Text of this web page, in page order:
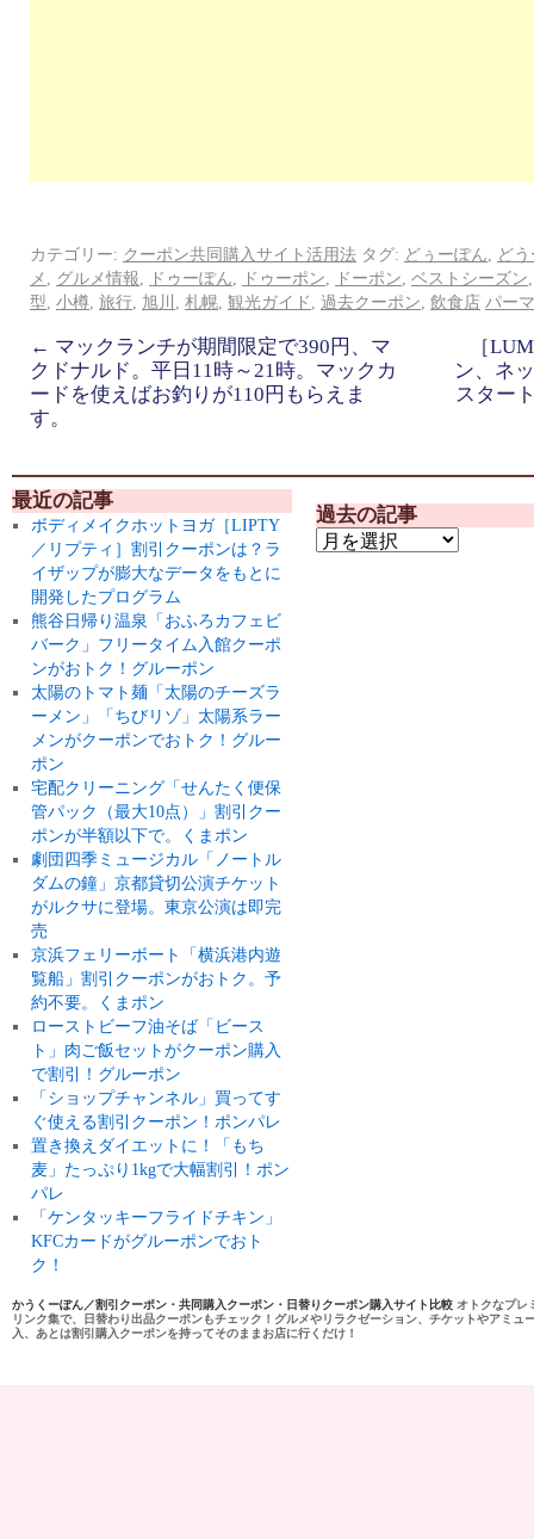
カテゴリー: クーポン共同購入サイト活用法 タグ: どぅーぽん
ど
メ
グルメ情報 ドゥーぽん ドゥーポン ドーポン ベストシーズン
型 小樽 旅行 旭川 札幌 観光ガイド 過去クーポン 飲食店 パー
← マックランチが期間限定で390円、マ
クドナルド。平日11時～21時。マックカ
ードを使えばお釣りが110円もらえま
す。
［
ン、ネ
スター
最近の記事
ボディメイクホットヨガ［LIPTY
／リプティ］割引クーポンは？ラ
イザップが膨大なデータをもとに
開発したプログラム
熊谷日帰り温泉「おふろカフェビ
バーク」フリータイム入館クーポ
ンがおトク！グルーポン
太陽のトマト麺「太陽のチーズラ
ーメン」「ちびリゾ」太陽系ラー
メンがクーポンでおトク！グルー
ポン
宅配クリーニング「せんたく便保
管パック（最大10点）」割引クー
ポンが半額以下で。くまポン
劇団四季ミュージカル「ノートル
ダムの鐘」京都貸切公演チケット
がルクサに登場。東京公演は即完
売
京浜フェリーボート「横浜港内遊
覧船」割引クーポンがおトク。予
約不要。くまポン
ローストビーフ油そば「ビース
ト」肉ご飯セットがクーポン購入
で割引！グルーポン
「ショップチャンネル」買ってす
ぐ使える割引クーポン！ポンパレ
置き換えダイエットに！「もち
麦」たっぷり1kgで大幅割引！ポン
パレ
「ケンタッキーフライドチキン」
KFCカードがグルーポンでおト
ク！
過去の記事
かうくーぽん／割引クーポン・共同購入クーポン・日替りクーポン購入サイト比較 オトクなプレ
リンク集で、日替わり出品クーポンもチェック！グルメやリラクゼーション、チケットやアミ
入、あとは割引購入クーポンを持ってそのままお店に行くだけ！